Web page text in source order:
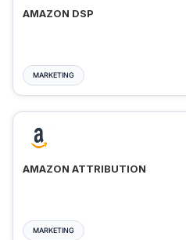
AMAZON DSP
MARKETING
AMAZON ATTRIBUTION
MARKETING